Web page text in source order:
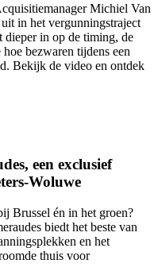
Michiel Van
in het vergunningstraject
dieper in op de timing, de
bezwaren tijdens een
Bekijk de video en ontdek
een exclusief
Woluwe
Brussel én in het groen?
biedt het beste van
en het
thuis voor